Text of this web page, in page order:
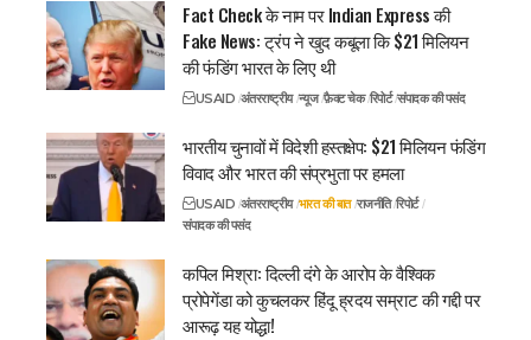
Fact Check के नाम पर Indian Express की
Fake News: ट्रंप ने खुद कबूला कि $21 मिलियन
की फंडिंग भारत के लिए थी
USAID अंतरराष्ट्रीय न्यूज फ़ैक्ट चेक रिपोर्ट संपादक की पसंद
भारतीय चुनावों में विदेशी हस्तक्षेप: $21 मिलियन फंडिंग
विवाद और भारत की संप्रभुता पर हमला
USAID अंतरराष्ट्रीय भारत की बात राजनीति रिपोर्ट
संपादक की पसंद
कपिल मिश्रा: दिल्ली दंगे के आरोप के वैश्विक
प्रोपेगेंडा को कुचलकर हिंदू ह्रदय सम्राट की गद्दी पर
आरूढ़ यह योद्धा!